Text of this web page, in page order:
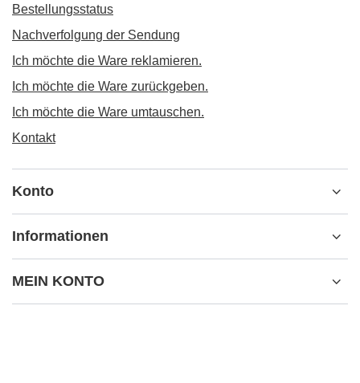
Bestellungsstatus
Nachverfolgung der Sendung
Ich möchte die Ware reklamieren.
Ich möchte die Ware zurückgeben.
Ich möchte die Ware umtauschen.
Kontakt
Konto
Informationen
MEIN KONTO